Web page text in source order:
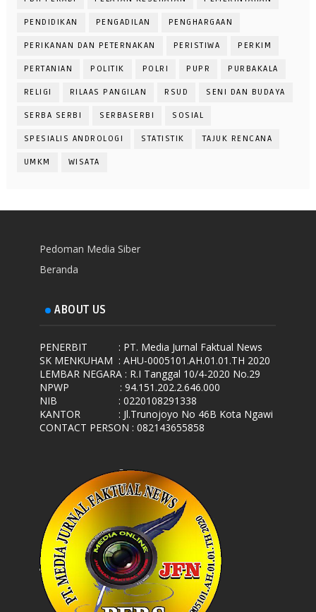
PENDIDIKAN PENGADILAN PENGHARGAAN
PERIKANAN DAN PETERNAKAN PERISTIWA PERKIM
PERTANIAN POLITIK POLRI PUPR PURBAKALA
RELIGI RILAAS PANGILAN RSUD SENI DAN BUDAYA
SERBA SERBI SERBASERBI SOSIAL
SPESIALIS ANDROLOGI STATISTIK TAJUK RENCANA
UMKM WISATA
Pedoman Media Siber
Beranda
ABOUT US
PENERBIT
: PT. Media Jurnal Faktual News
SK MENKUHAM : AHU-0005101.AH.01.01.TH 2020
LEMBAR NEGARA : R.I Tanggal 10/4-2020 No.29
NPWP
: 94.151.202.2.646.000
NIB
: 0220108291338
KANTOR
: Jl.Trunojoyo No 46B Kota Ngawi
CONTACT PERSON : 082143655858